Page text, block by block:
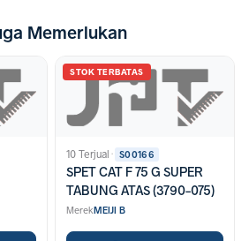
Memerlukan
STOK TERBATAS
10 Terjual· S00166
SPET CAT F 75 G SUPER
TABUNG ATAS (3790-075)
MerekMEIJI B